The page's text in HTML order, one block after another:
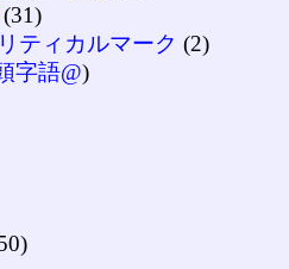
(31)
ティカルマーク (2)
字語@)